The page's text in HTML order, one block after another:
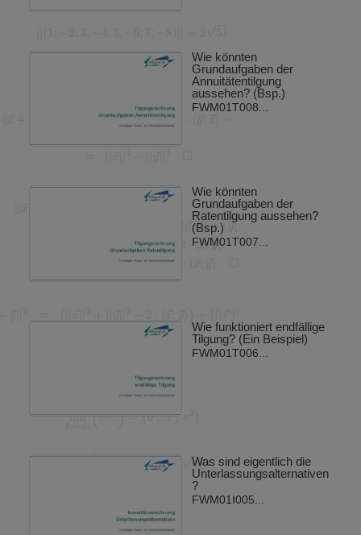
Wie könnten
Grundaufgaben der
Annuitätentilgung
aussehen? (Bsp.)
FWM01T008...
Wie könnten
Grundaufgaben der
Ratentilgung aussehen?
(Bsp.)
FWM01T007...
Wie funktioniert endfällige
Tilgung? (Ein Beispiel)
FWM01T006...
Was sind eigentlich die
Unterlassungsalternativen
?
FWM01I005...